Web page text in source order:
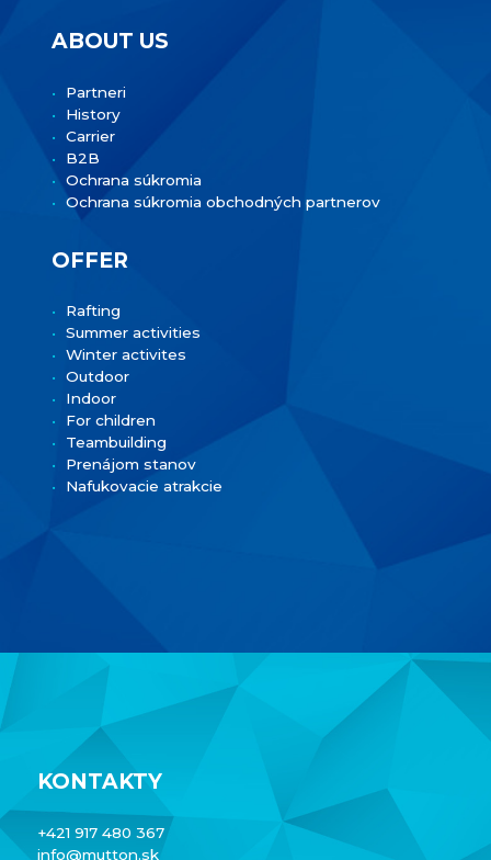
KONTAKTY
+421 917 480 367
info@mutton.sk
ABOUT US
Partneri
History
Carrier
B2B
Ochrana súkromia
Ochrana súkromia obchodných partnerov
OFFER
Rafting
Summer activities
Winter activites
Outdoor
Indoor
For children
Teambuilding
Prenájom stanov
Nafukovacie atrakcie